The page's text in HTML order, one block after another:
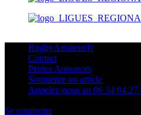
RugbyAmateur.fr
Contact
Petites Annonces
Soumettre un article
Appelez-nous au 06 34 04 27
Se connecter